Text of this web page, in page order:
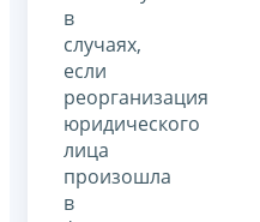
в
случаях,
если
реорганизация
юридического
лица
произошла
в